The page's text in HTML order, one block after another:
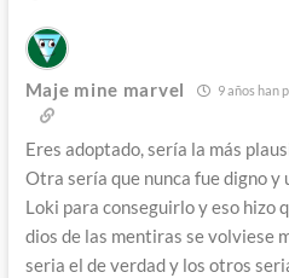
Maje mine marvel 9 años han
Eres adoptado, sería la más
Otra sería que nunca fue digno y
Loki para conseguirlo y eso hizo
dios de las mentiras se volviese
seria el de verdad y los otros